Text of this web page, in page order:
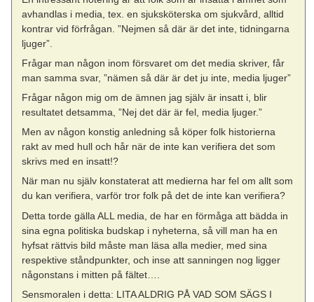
avhandlas i media, tex. en sjuksköterska om sjukvård, alltid
kontrar vid förfrågan. ”Nejmen så där är det inte, tidningarna
ljuger”.
Frågar man någon inom försvaret om det media skriver, får
man samma svar, ”nämen så där är det ju inte, media ljuger”
Frågar någon mig om de ämnen jag själv är insatt i, blir
resultatet detsamma, ”Nej det där är fel, media ljuger.”
Men av någon konstig anledning så köper folk historierna
rakt av med hull och hår när de inte kan verifiera det som
skrivs med en insatt!?
När man nu själv konstaterat att medierna har fel om allt som
du kan verifiera, varför tror folk på det de inte kan verifiera?
Detta torde gälla ALL media, de har en förmåga att bädda in
sina egna politiska budskap i nyheterna, så vill man ha en
hyfsat rättvis bild måste man läsa alla medier, med sina
respektive ståndpunkter, och inse att sanningen nog ligger
någonstans i mitten på fältet….
Sensmoralen i detta: LITA ALDRIG PÅ VAD SOM SÄGS I